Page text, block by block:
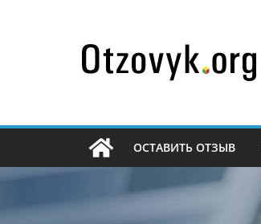
содержимому
ОСТАВИТЬ ОТЗЫВ